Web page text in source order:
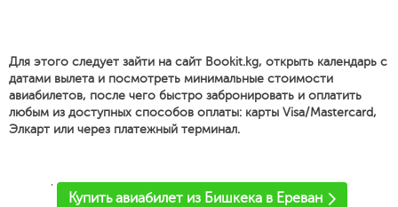
Для этого следует зайти на сайт Bookit.kg, открыть календарь с
датами вылета и посмотреть минимальные стоимости
авиабилетов, после чего быстро забронировать и оплатить
любым из доступных способов оплаты: карты Visa/Mastercard,
Элкарт или через платежный терминал.
'
Купить авиабилет из Бишкека в Ереван